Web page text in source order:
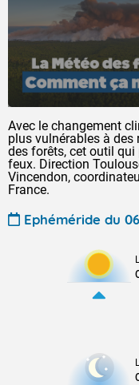
Avec le changement
plus vulnérables à des
des forêts, cet outil qui
feux. Direction
Vincendon,
France.
Ephéméride du